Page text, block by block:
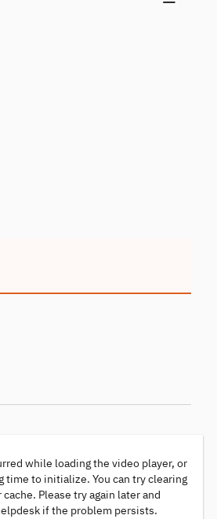
while loading the video player, or
time to initialize. You can try clearing
Please try again later and
if the problem persists.